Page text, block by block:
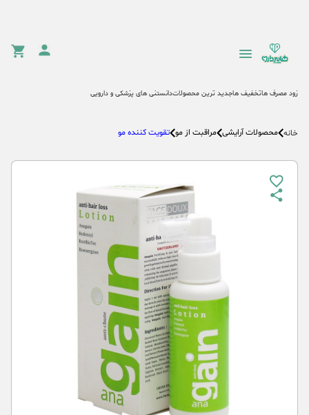
زود مصرف هاتخفیف هاجدید ترین محصولاتدانستنی های پزشکی و دارویی
خانه محصولات آرایشی مراقبت از مو تقویت کننده مو